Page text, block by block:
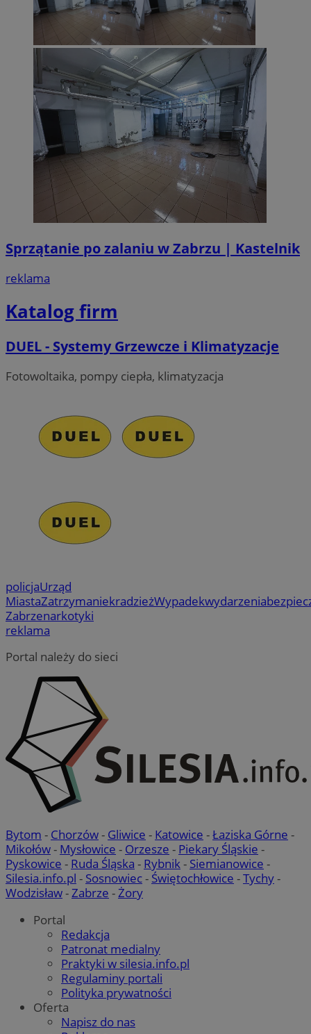
Sprzątanie po zalaniu w Zabrzu | Kastelnik
reklama
Katalog firm
DUEL - Systemy Grzewcze i Klimatyzacje
Fotowoltaika, pompy ciepła, klimatyzacja
policjaUrząd
MiastaZatrzymaniekradzieżWypadekwydarzenia
Zabrzenarkotyki
reklama
Portal należy do sieci
Bytom - Chorzów- Gliwice - Katowice -Łaziska Górne -
Mikołów- Mysłowice - Orzesze - Piekary Śląskie -
Pyskowice - Ruda Śląska - Rybnik- Siemianowice -
Silesia.info.pl - Sosnowiec- Świętochłowice -Tychy-
Wodzisław-Zabrze -Żory
Portal
Redakcja
Patronat medialny
Praktyki w silesia.info.pl
Regulaminy portali
Polityka prywatności
Oferta
Napisz do nas